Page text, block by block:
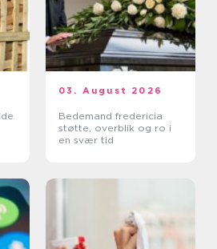
03. August 2026
Bedemand fredericia
støtte, overblik og ro i
en svær tid